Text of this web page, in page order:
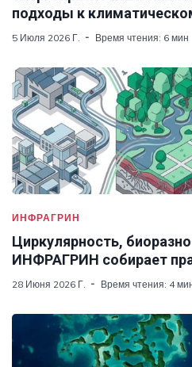
подходы к
5 Июля 2026 Г. Время чтения: 6 мин
ИНФРАГРИН
Циркулярность,
ИНФРАГРИН собирает
28 Июня 2026 Г. Время чтения: 4